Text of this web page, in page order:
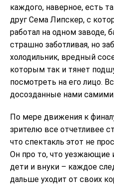
каждого, наверное, есть
друг Сема Липскер, с
работал на одном заводе,
страшно заботливая, но
холодильник, вредный
которым так и тянет
посмотреть на его лицо.
досозданные нами самими.
По мере движения к
зрителю все отчетливее
что спектакль этот не
Он про то, что уезжающие
дети и внуки – каждое
дальше уходит от своих